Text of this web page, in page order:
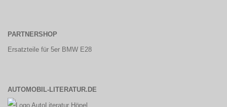
PARTNERSHOP
Ersatzteile für 5er BMW E28
AUTOMOBIL-LITERATUR.DE